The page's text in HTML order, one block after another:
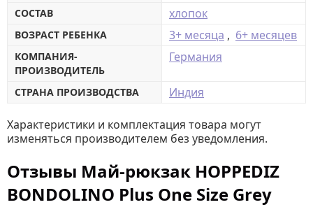
СОСТАВ хлопок
ВОЗРАСТ РЕБЕНКА 3+ месяца , 6+ месяцев
КОМПАНИЯ-
ПРОИЗВОДИТЕЛЬ
Германия
СТРАНА ПРОИЗВОДСТВА Индия
Характеристики и комплектация товара могут
изменяться производителем без уведомления.
Отзывы Май-рюкзак HOPPEDIZ
BONDOLINO Plus One Size Grey